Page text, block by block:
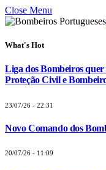
Close Menu
What's Hot
Liga dos Bombeiros quer
Proteção Civil e
23/07/26 - 22:31
Novo Comando dos
20/07/26 - 11:09